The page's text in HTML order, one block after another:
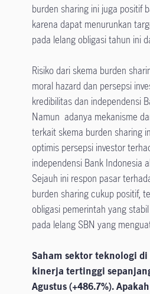
burden sharing ini juga positif
karena dapat menurunkan
pada lelang obligasi tahun ini
Risiko dari skema burden
moral hazard dan persepsi
kredibilitas dan independensi
Namun adanya mekanisme
terkait skema burden sharing
optimis persepsi investor
independensi Bank Indonesia
Sejauh ini respon pasar
burden sharing cukup positif,
obligasi pemerintah yang
pada lelang SBN yang
Saham sektor teknologi di
kinerja tertinggi
Agustus (+486.7%).